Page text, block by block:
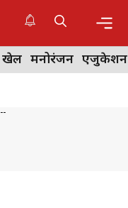
खेल मनोरंजन एजुकेशन